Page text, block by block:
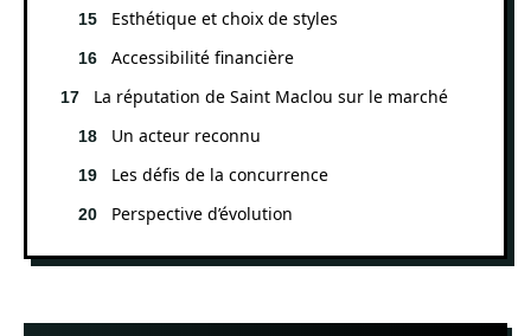
Esthétique et choix de styles
Accessibilité financière
La réputation de Saint Maclou sur le marché
Un acteur reconnu
Les défis de la concurrence
Perspective d’évolution